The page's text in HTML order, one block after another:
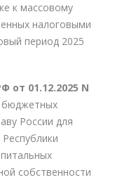
к массовому
налоговыми
период 2025
от 01.12.2025 N
бюджетных
России для
собственности